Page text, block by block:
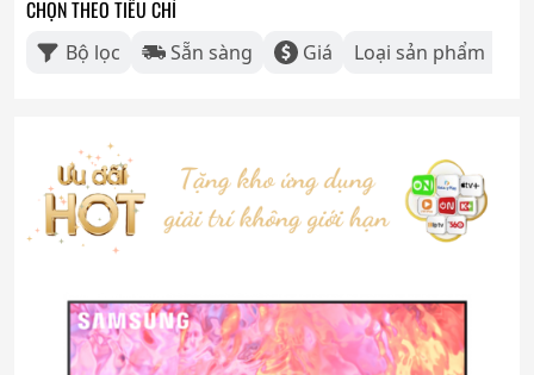
CHỌN THEO TIÊU CHÍ
Bộ lọc Sẵn sàng Giá Loại sản phẩm